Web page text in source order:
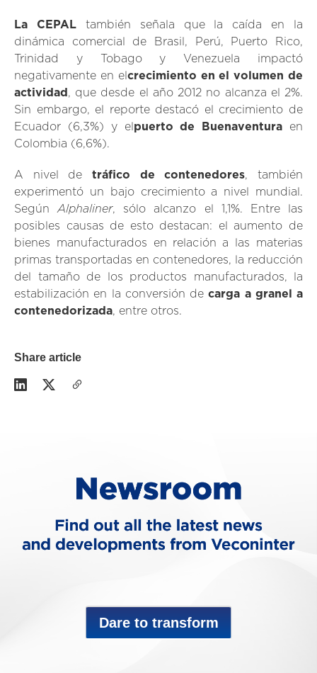
La CEPALtambién señala que la caída en la
dinámica comercial de Brasil, Perú, Puerto Rico,
Trinidad y Tobago y Venezuela impactó
negativamente en el crecimiento en el volumen de
actividad , que desde el año 2012 no alcanza el 2%.
Sin embargo, el reporte destacó el crecimiento de
Ecuador (6,3%) y el puerto de Buenaventura en
Colombia (6,6%).
A nivel de tráfico de contenedores, también
experimentó un bajo crecimiento a nivel mundial.
SegúnAlphaliner, sólo alcanzo el 1,1%. Entre las
posibles causas de esto destacan: el aumento de
bienes manufacturados en relación a las materias
primas transportadas en contenedores, la reducción
del tamaño de los productos manufacturados, la
estabilización en la conversión de carga a granel a
contenedorizada, entre otros.
Share article
Dare to transform